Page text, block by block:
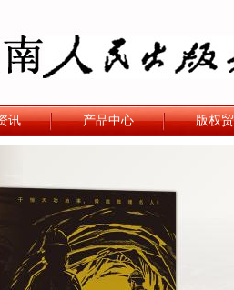
讯 产品中心 版权